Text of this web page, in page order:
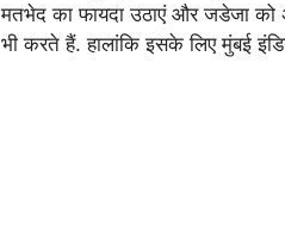
मतभेद का फायदा उठाएं और जडेजा को
भी करते हैं. हालांकि इसके लिए मुंबई